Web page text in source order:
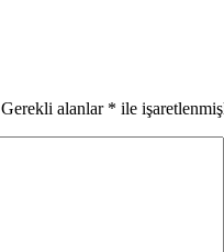
Gerekli alanlar * ile